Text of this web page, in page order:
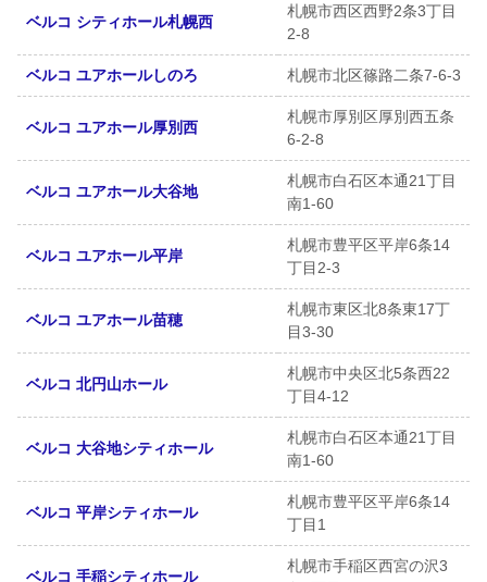
ベルコ シティホール札幌西
札幌市西区西野2条3丁目
2-8
ベルコ ユアホールしのろ 札幌市北区篠路二条7-6-3
ベルコ ユアホール厚別西
札幌市厚別区厚別西五条
6-2-8
ベルコ ユアホール大谷地
札幌市白石区本通21丁目
南1-60
ベルコ ユアホール平岸
札幌市豊平区平岸6条14
丁目2-3
ベルコ ユアホール苗穂
札幌市東区北8条東17丁
目3-30
ベルコ 北円山ホール
札幌市中央区北5条西22
丁目4-12
ベルコ 大谷地シティホール
札幌市白石区本通21丁目
南1-60
ベルコ 平岸シティホール
札幌市豊平区平岸6条14
丁目1
ベルコ 手稲シティホール
札幌市手稲区西宮の沢3